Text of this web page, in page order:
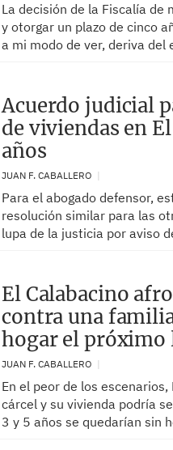
La decisión de la Fiscalía de
y otorgar un plazo de cinco
a mi modo de ver, deriva
Acuerdo judicial
de viviendas en
años
JUAN F. CABALLERO
Para el abogado defensor,
resolución similar para las
lupa de la justicia por aviso
El Calabacino
contra una
hogar el próximo
JUAN F. CABALLERO
En el peor de los
cárcel y su vivienda podría
3 y 5 años se quedarían sin